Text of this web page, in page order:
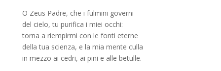
O Zeus Padre, che i fulmini governi
del cielo, tu purifica i miei occhi:
torna a riempirmi con le fonti eterne
della tua scienza, e la mia mente culla
in mezzo ai cedri, ai pini e alle betulle.